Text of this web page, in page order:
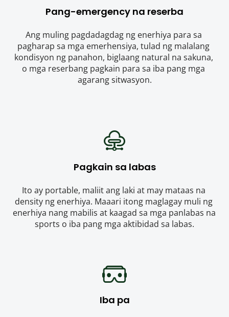
Pang-emergency na reserba
Ang muling pagdadagdag ng enerhiya para sa
pagharap sa mga emerhensiya, tulad ng malalang
kondisyon ng panahon, biglaang natural na sakuna,
o mga reserbang pagkain para sa iba pang mga
agarang sitwasyon.
Pagkain sa labas
Ito ay portable, maliit ang laki at may mataas na
density ng enerhiya. Maaari itong maglagay muli ng
enerhiya nang mabilis at kaagad sa mga panlabas na
sports o iba pang mga aktibidad sa labas.
Iba pa